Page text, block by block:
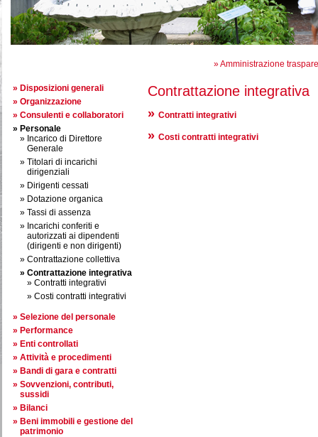
»Amministrazione
Disposizioni generali
Organizzazione
Consulenti e collaboratori
Personale
Incarico di Direttore
Generale
Titolari di incarichi
dirigenziali
Dirigenti cessati
Dotazione organica
Tassi di assenza
Incarichi conferiti e
autorizzati ai dipendenti
(dirigenti e non dirigenti)
Contrattazione collettiva
Contrattazione integrativa
Contratti integrativi
Costi contratti integrativi
Selezione del personale
Performance
Enti controllati
Attività e procedimenti
Bandi di gara e contratti
Sovvenzioni, contributi,
sussidi
Bilanci
Beni immobili e gestione del
patrimonio
Contrattazione integrativa
Contratti integrativi
Costi contratti integrativi